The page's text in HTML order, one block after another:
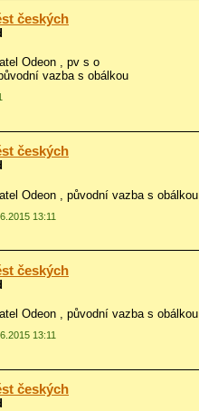
českých
Odeon , pv s o
vazba s obálkou
českých
Odeon , původní vazba s obálkou
13:11
českých
Odeon , původní vazba s obálkou
13:11
českých